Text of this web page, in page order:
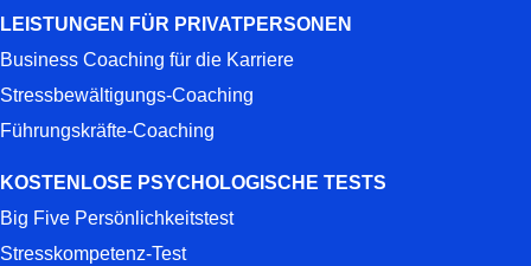
LEISTUNGEN FÜR PRIVATPERSONEN
Business Coaching für die Karriere
Stressbewältigungs-Coaching
Führungskräfte-Coaching
KOSTENLOSE PSYCHOLOGISCHE TESTS
Big Five Persönlichkeitstest
Stresskompetenz-Test